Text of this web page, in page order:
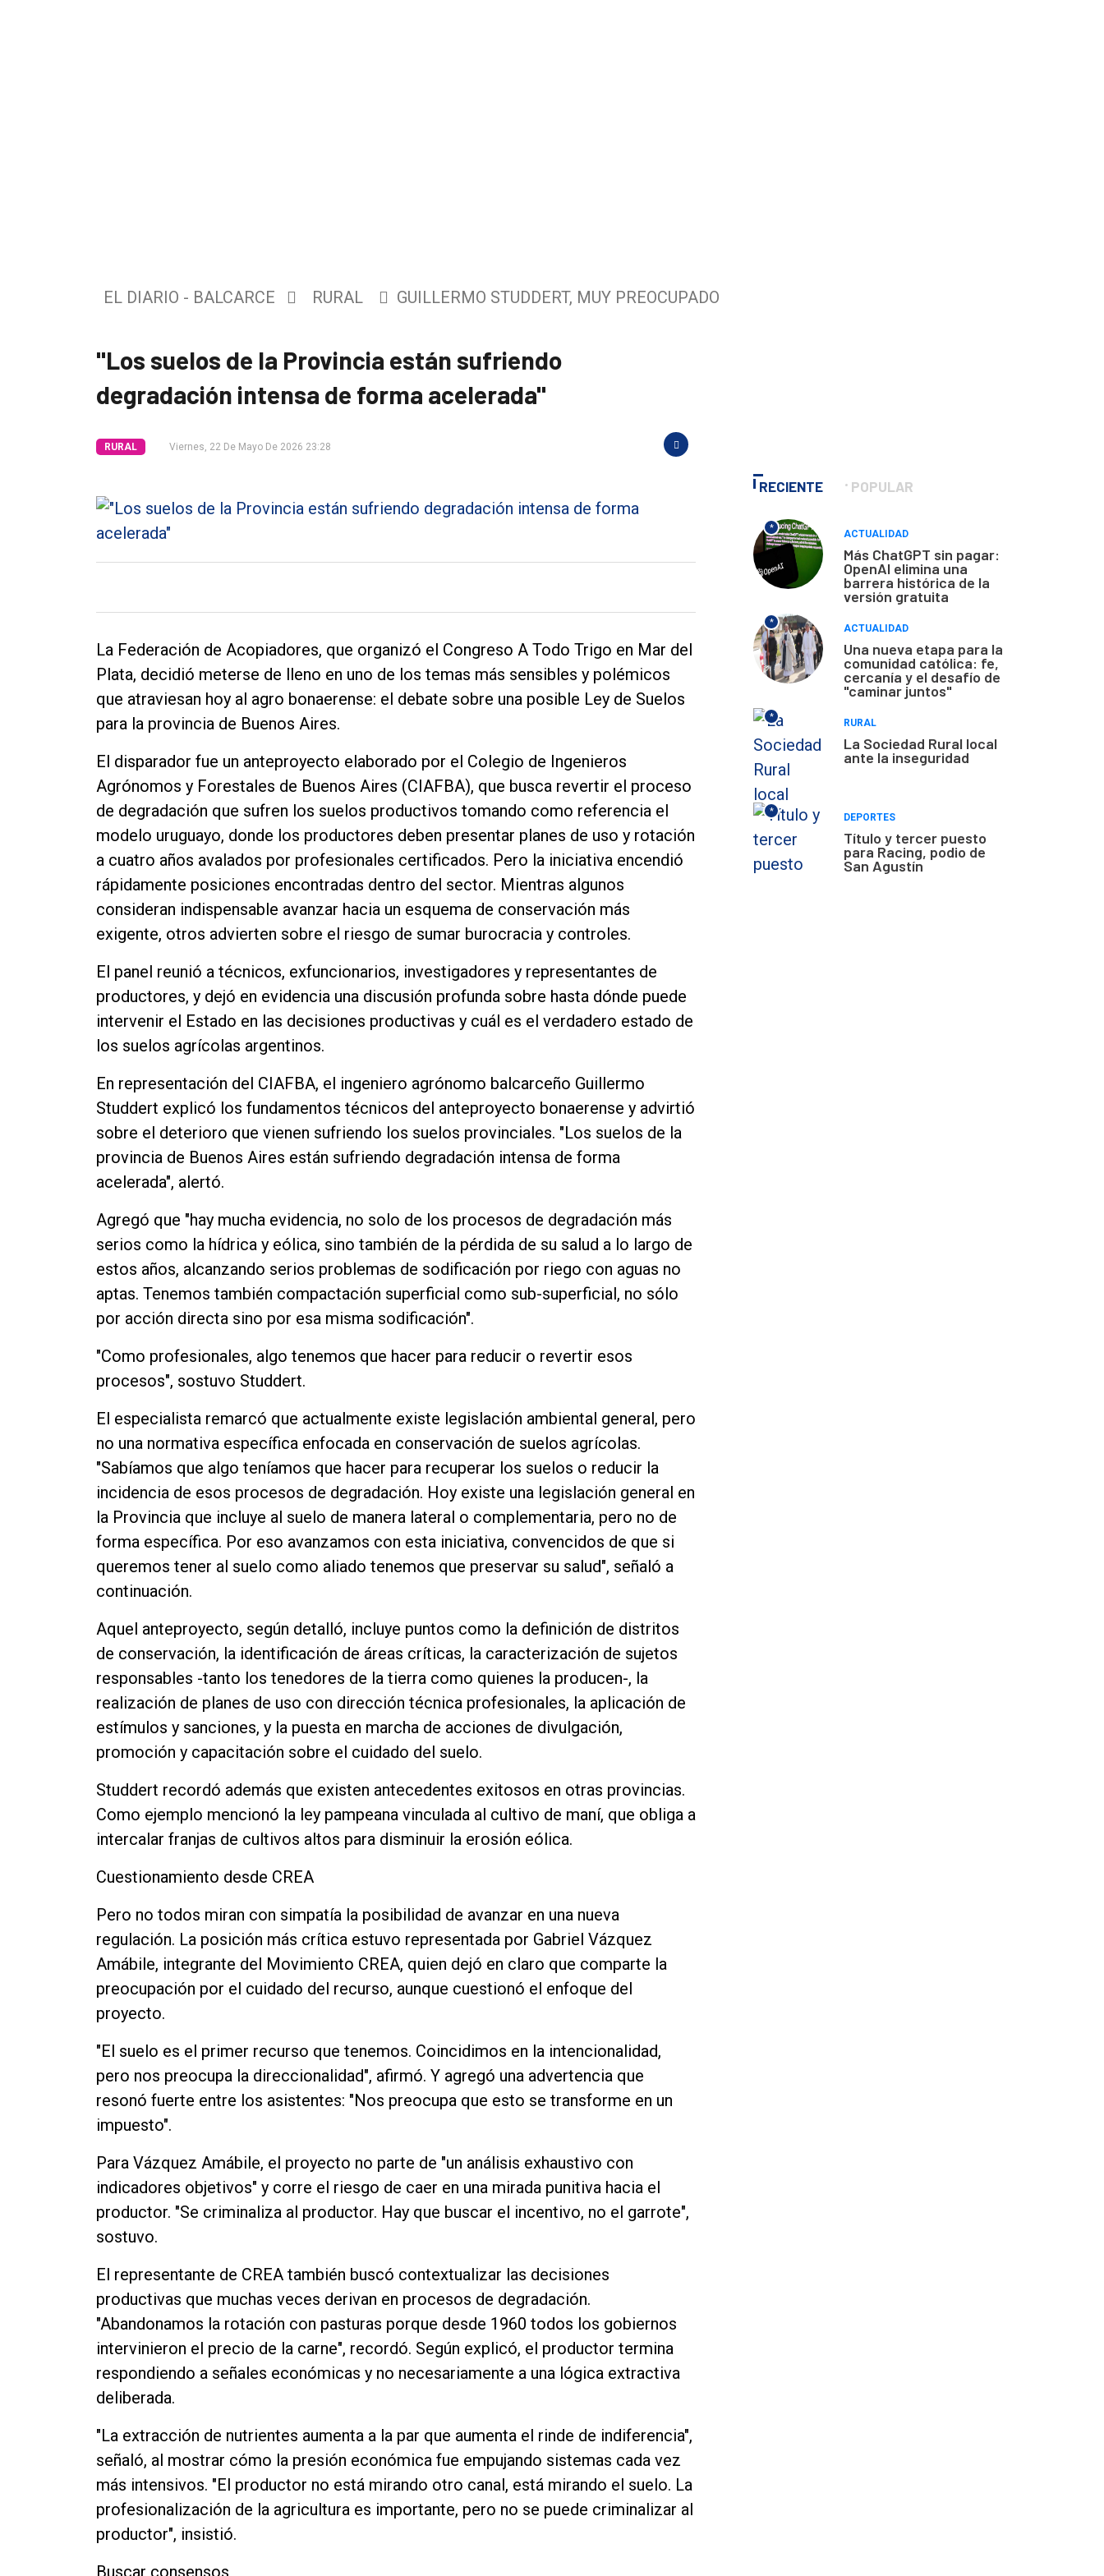
Tendencia
Deportes
Fúnebres
Nosotros
Contacto
EL DIARIO - BALCARCE RURAL GUILLERMO STUDDERT, MUY PREOCUPADO
"Los suelos de la Provincia están sufriendo
degradación intensa de forma acelerada"
RURAL Viernes, 22 De Mayo De 2026 23:28
La Federación de Acopiadores, que organizó el Congreso A Todo Trigo en Mar del
Plata, decidió meterse de lleno en uno de los temas más sensibles y polémicos
que atraviesan hoy al agro bonaerense: el debate sobre una posible Ley de Suelos
para la provincia de Buenos Aires.
El disparador fue un anteproyecto elaborado por el Colegio de Ingenieros
Agrónomos y Forestales de Buenos Aires (CIAFBA), que busca revertir el proceso
de degradación que sufren los suelos productivos tomando como referencia el
modelo uruguayo, donde los productores deben presentar planes de uso y rotación
a cuatro años avalados por profesionales certificados. Pero la iniciativa encendió
rápidamente posiciones encontradas dentro del sector. Mientras algunos
consideran indispensable avanzar hacia un esquema de conservación más
exigente, otros advierten sobre el riesgo de sumar burocracia y controles.
El panel reunió a técnicos, exfuncionarios, investigadores y representantes de
productores, y dejó en evidencia una discusión profunda sobre hasta dónde puede
intervenir el Estado en las decisiones productivas y cuál es el verdadero estado de
los suelos agrícolas argentinos.
En representación del CIAFBA, el ingeniero agrónomo balcarceño Guillermo
Studdert explicó los fundamentos técnicos del anteproyecto bonaerense y advirtió
sobre el deterioro que vienen sufriendo los suelos provinciales. "Los suelos de la
provincia de Buenos Aires están sufriendo degradación intensa de forma
acelerada", alertó.
Agregó que "hay mucha evidencia, no solo de los procesos de degradación más
serios como la hídrica y eólica, sino también de la pérdida de su salud a lo largo de
estos años, alcanzando serios problemas de sodificación por riego con aguas no
aptas. Tenemos también compactación superficial como sub-superficial, no sólo
por acción directa sino por esa misma sodificación".
"Como profesionales, algo tenemos que hacer para reducir o revertir esos
procesos", sostuvo Studdert.
El especialista remarcó que actualmente existe legislación ambiental general, pero
no una normativa específica enfocada en conservación de suelos agrícolas.
"Sabíamos que algo teníamos que hacer para recuperar los suelos o reducir la
incidencia de esos procesos de degradación. Hoy existe una legislación general en
la Provincia que incluye al suelo de manera lateral o complementaria, pero no de
forma específica. Por eso avanzamos con esta iniciativa, convencidos de que si
queremos tener al suelo como aliado tenemos que preservar su salud", señaló a
continuación.
Aquel anteproyecto, según detalló, incluye puntos como la definición de distritos
de conservación, la identificación de áreas críticas, la caracterización de sujetos
responsables -tanto los tenedores de la tierra como quienes la producen-, la
realización de planes de uso con dirección técnica profesionales, la aplicación de
estímulos y sanciones, y la puesta en marcha de acciones de divulgación,
promoción y capacitación sobre el cuidado del suelo.
Studdert recordó además que existen antecedentes exitosos en otras provincias.
Como ejemplo mencionó la ley pampeana vinculada al cultivo de maní, que obliga a
intercalar franjas de cultivos altos para disminuir la erosión eólica.
Cuestionamiento desde CREA
Pero no todos miran con simpatía la posibilidad de avanzar en una nueva
regulación. La posición más crítica estuvo representada por Gabriel Vázquez
Amábile, integrante del Movimiento CREA, quien dejó en claro que comparte la
preocupación por el cuidado del recurso, aunque cuestionó el enfoque del
proyecto.
"El suelo es el primer recurso que tenemos. Coincidimos en la intencionalidad,
pero nos preocupa la direccionalidad", afirmó. Y agregó una advertencia que
resonó fuerte entre los asistentes: "Nos preocupa que esto se transforme en un
impuesto".
Para Vázquez Amábile, el proyecto no parte de "un análisis exhaustivo con
indicadores objetivos" y corre el riesgo de caer en una mirada punitiva hacia el
productor. "Se criminaliza al productor. Hay que buscar el incentivo, no el garrote",
sostuvo.
El representante de CREA también buscó contextualizar las decisiones
productivas que muchas veces derivan en procesos de degradación.
"Abandonamos la rotación con pasturas porque desde 1960 todos los gobiernos
intervinieron el precio de la carne", recordó. Según explicó, el productor termina
respondiendo a señales económicas y no necesariamente a una lógica extractiva
deliberada.
"La extracción de nutrientes aumenta a la par que aumenta el rinde de indiferencia",
señaló, al mostrar cómo la presión económica fue empujando sistemas cada vez
más intensivos. "El productor no está mirando otro canal, está mirando el suelo. La
profesionalización de la agricultura es importante, pero no se puede criminalizar al
productor", insistió.
Buscar consensos
RECIENTE POPULAR
*
ACTUALIDAD
Más ChatGPT sin pagar:
OpenAI elimina una
barrera histórica de la
versión gratuita
*
ACTUALIDAD
Una nueva etapa para la
comunidad católica: fe,
cercanía y el desafío de
"caminar juntos"
*
RURAL
La Sociedad Rural local
ante la inseguridad
*
DEPORTES
Título y tercer puesto
para Racing, podio de
San Agustín